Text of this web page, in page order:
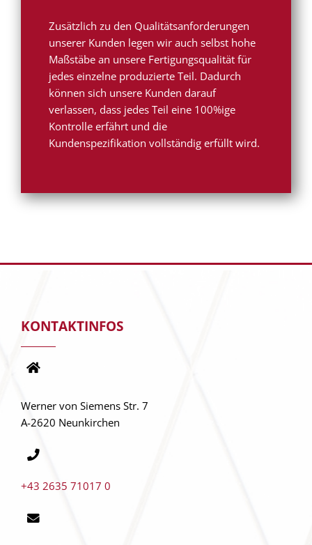
Zusätzlich zu den Qualitätsanforderungen
unserer Kunden legen wir auch selbst hohe
Maßstäbe an unsere Fertigungsqualität für
jedes einzelne produzierte Teil. Dadurch
können sich unsere Kunden darauf
verlassen, dass jedes Teil eine 100%ige
Kontrolle erfährt und die
Kundenspezifikation vollständig erfüllt wird.
KONTAKTINFOS
Werner von Siemens Str. 7
A-2620 Neunkirchen
+43 2635 71017 0